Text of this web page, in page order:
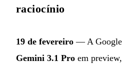
raciocínio
19 de fevereiro — A Google
Gemini 3.1 Pro em